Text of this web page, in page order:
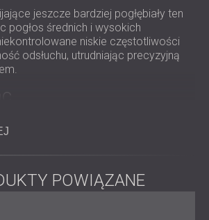
jeszcze bardziej pogłębiały ten
pogłos średnich i wysokich
niskie częstotliwości
odsłuchu, utrudniając precyzyjną
szczegółową analizę akustyczną
kontrolnego.
jak i wymagania estetyczne.
aby rozwiązanie spełniało podwójną
i umożliwiało profesjonalne
POWIĄZANE